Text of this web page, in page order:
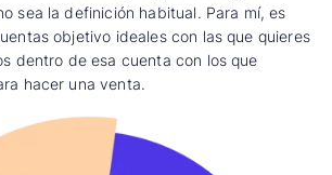
sea la definición habitual. Para mí, es
objetivo ideales con las que quieres
dentro de esa cuenta con los que
hacer una venta.